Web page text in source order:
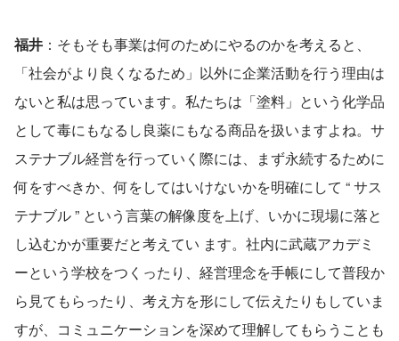
福井 ：そもそも事業は何のためにやるのかを考えると、
「社会がより良くなるため」以外に企業活動を行う理由は
ないと私は思っています。私たちは「塗料」という化学品
として毒にもなるし良薬にもなる商品を扱いますよね。サ
ステナブル経営を行っていく際には、まず永続するために
何をすべきか、何をしてはいけないかを明確にして “ サス
テナブル ” という言葉の解像度を上げ、いかに現場に落と
し込むかが重要だと考えてい ます。社内に武蔵アカデミ
ーという学校をつくったり、経営理念を手帳にして普段か
ら見てもらったり、考え方を形にして伝えたりもしていま
すが、コミュニケーションを深めて理解してもらうことも